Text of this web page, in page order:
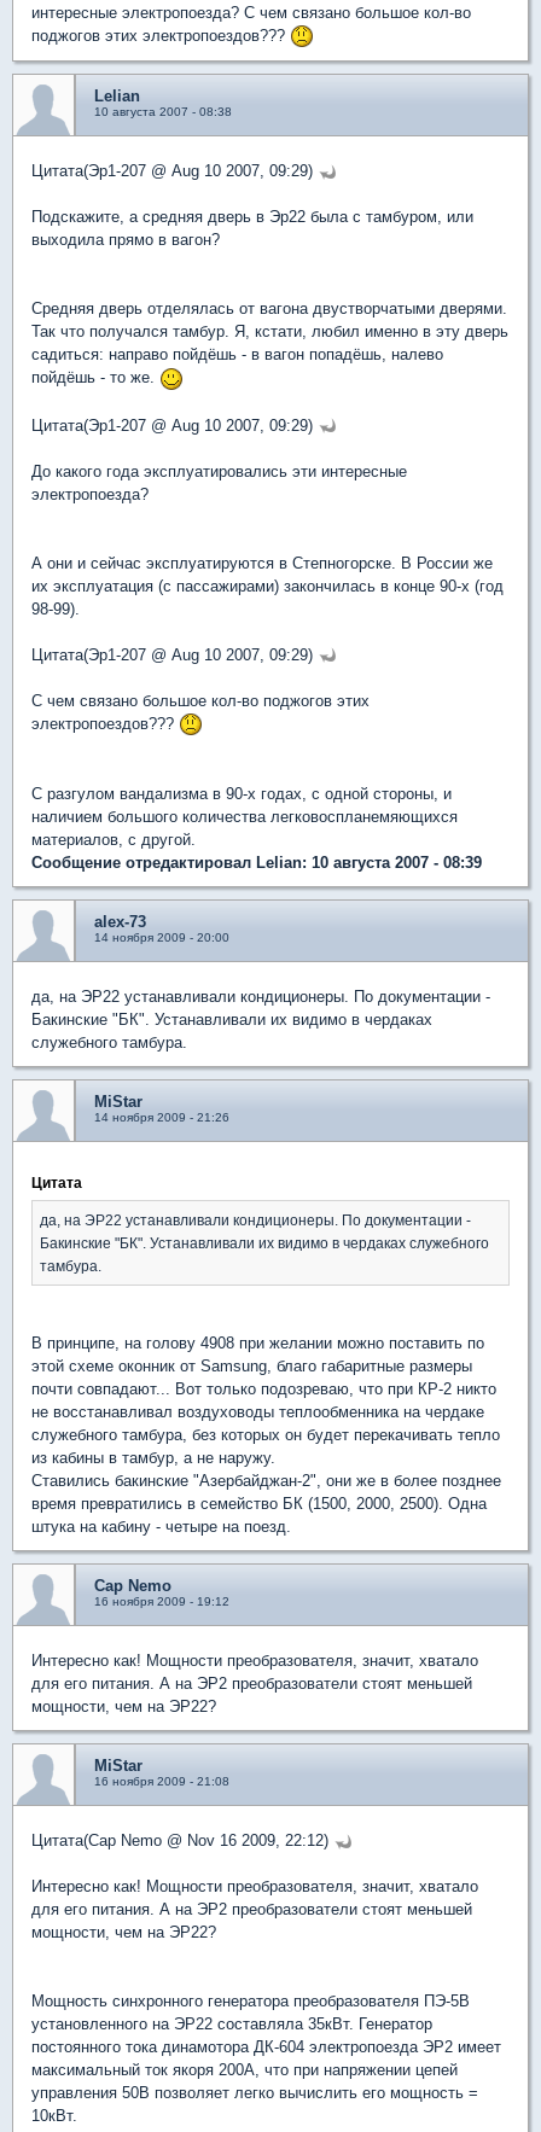
интересные электропоезда? С чем связано большое кол-во
поджогов этих электропоездов???
Lelian
10 августа 2007 - 08:38
Цитата(Эр1-207 @ Aug 10 2007, 09:29)
Подскажите, а средняя дверь в Эр22 была с тамбуром, или
выходила прямо в вагон?
Средняя дверь отделялась от вагона двустворчатыми дверями.
Так что получался тамбур. Я, кстати, любил именно в эту дверь
садиться: направо пойдёшь - в вагон попадёшь, налево
пойдёшь - то же.
Цитата(Эр1-207 @ Aug 10 2007, 09:29)
До какого года эксплуатировались эти интересные
электропоезда?
А они и сейчас эксплуатируются в Степногорске. В России же
их эксплуатация (с пассажирами) закончилась в конце 90-х (год
98-99).
Цитата(Эр1-207 @ Aug 10 2007, 09:29)
С чем связано большое кол-во поджогов этих
электропоездов???
С разгулом вандализма в 90-х годах, с одной стороны, и
наличием большого количества легковоспланемяющихся
материалов, с другой.
Сообщение отредактировал Lelian: 10 августа 2007 - 08:39
alex-73
14 ноября 2009 - 20:00
да, на ЭР22 устанавливали кондиционеры. По документации -
Бакинские "БК". Устанавливали их видимо в чердаках
служебного тамбура.
MiStar
14 ноября 2009 - 21:26
Цитата
да, на ЭР22 устанавливали кондиционеры. По документации -
Бакинские "БК". Устанавливали их видимо в чердаках служебного
тамбура.
В принципе, на голову 4908 при желании можно поставить по
этой схеме оконник от Samsung, благо габаритные размеры
почти совпадают... Вот только подозреваю, что при КР-2 никто
не восстанавливал воздуховоды теплообменника на чердаке
служебного тамбура, без которых он будет перекачивать тепло
из кабины в тамбур, а не наружу.
Ставились бакинские "Азербайджан-2", они же в более позднее
время превратились в семейство БК (1500, 2000, 2500). Одна
штука на кабину - четыре на поезд.
Cap Nemo
16 ноября 2009 - 19:12
Интересно как! Мощности преобразователя, значит, хватало
для его питания. А на ЭР2 преобразователи стоят меньшей
мощности, чем на ЭР22?
MiStar
16 ноября 2009 - 21:08
Цитата(Cap Nemo @ Nov 16 2009, 22:12)
Интересно как! Мощности преобразователя, значит, хватало
для его питания. А на ЭР2 преобразователи стоят меньшей
мощности, чем на ЭР22?
Мощность синхронного генератора преобразователя ПЭ-5В
установленного на ЭР22 составляла 35кВт. Генератор
постоянного тока динамотора ДК-604 электропоезда ЭР2 имеет
максимальный ток якоря 200А, что при напряжении цепей
управления 50В позволяет легко вычислить его мощность =
10кВт.